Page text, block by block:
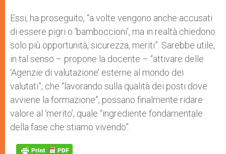
Essi, ha proseguito, “a volte vengono anche accusati
di essere pigri o ‘bamboccioni’, ma in realtà chiedono
solo più opportunità, sicurezza, meriti”. Sarebbe utile,
in tal senso – propone la docente – “attivare delle
‘Agenzie di valutazione’ esterne al mondo dei
valutati”, che “lavorando sulla qualità dei posti dove
avviene la formazione”, possano finalmente ridare
valore al ‘merito’, quale “ingrediente fondamentale
della fase che stiamo vivendo”.